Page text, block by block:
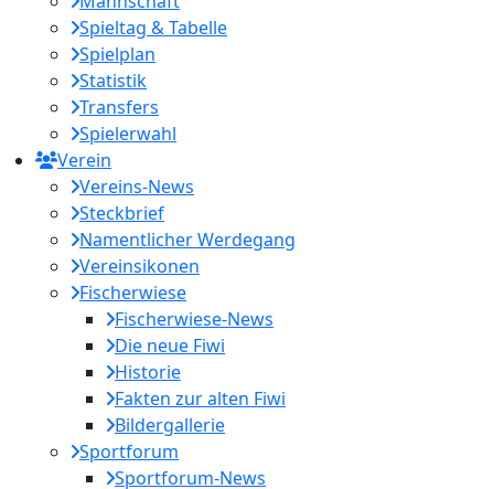
Spieltag & Tabelle
Spielplan
Statistik
Transfers
Spielerwahl
Verein
Vereins-News
Steckbrief
Namentlicher Werdegang
Vereinsikonen
Fischerwiese
Fischerwiese-News
Die neue Fiwi
Historie
Fakten zur alten Fiwi
Bildergallerie
Sportforum
Sportforum-News